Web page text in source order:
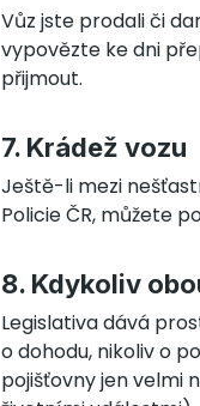
Vůz jste prodali či
vypovězte ke dni
přijmout.
7. Krádež vozu
Ještě-li mezi
Policie ČR, můžete
8. Kdykoliv
Legislativa dává
o dohodu, nikoliv o
pojišťovny jen velmi